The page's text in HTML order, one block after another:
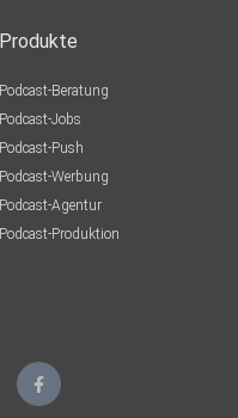
Produkte
Podcast-Beratung
Podcast-Jobs
Podcast-Push
Podcast-Werbung
Podcast-Agentur
Podcast-Produktion